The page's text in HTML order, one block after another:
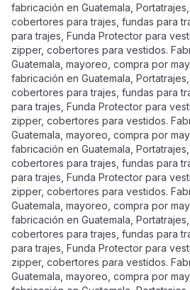
fabricación en Guatemala,
cobertores para trajes, fundas para
para trajes, Funda Protector para
zipper, cobertores para vestidos.
Guatemala, mayoreo, compra por
fabricación en Guatemala,
cobertores para trajes, fundas para
para trajes, Funda Protector para
zipper, cobertores para vestidos.
Guatemala, mayoreo, compra por
fabricación en Guatemala,
cobertores para trajes, fundas para
para trajes, Funda Protector para
zipper, cobertores para vestidos.
Guatemala, mayoreo, compra por
fabricación en Guatemala,
cobertores para trajes, fundas para
para trajes, Funda Protector para
zipper, cobertores para vestidos.
Guatemala, mayoreo, compra por